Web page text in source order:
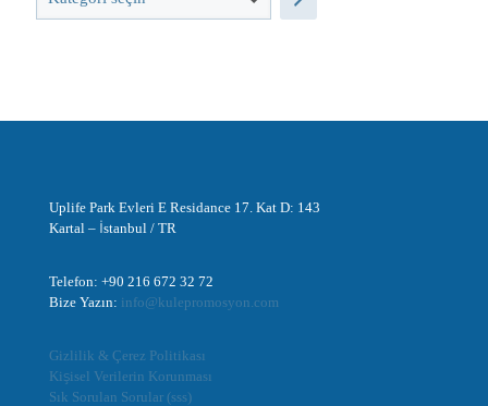
Uplife Park Evleri E Residance 17. Kat D: 143
Kartal – İstanbul / TR
Telefon: +90 216 672 32 72
Bize Yazın: info@kulepromosyon.com
Gizlilik & Çerez Politikası
Kişisel Verilerin Korunması
Sık Sorulan Sorular (sss)